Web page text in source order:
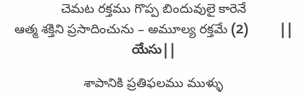
చెమట రక్తము గొప్ప బిందువులై కారెనే
ఆత్మ శక్తిని ప్రసాదించును – అమూల్య రక్తమే (2) ||
యేసు||
శాపానికి ప్రతిఫలము ముళ్ళు